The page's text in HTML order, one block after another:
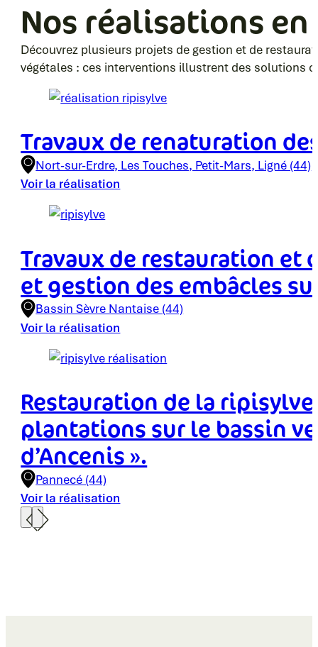
Nos réalisations
Découvrez plusieurs projets de gestion et de
végétales : ces interventions illustrent des solutions
Travaux de renaturation
Nort-sur-Erdre, Les Touches, Petit-Mars, Ligné (44)
Voir la réalisation
Travaux de restauration et
et gestion des embâcles
Bassin Sèvre Nantaise (44)
Voir la réalisation
Restauration de la
plantations sur le bassin
d’Ancenis ».
Pannecé (44)
Voir la réalisation